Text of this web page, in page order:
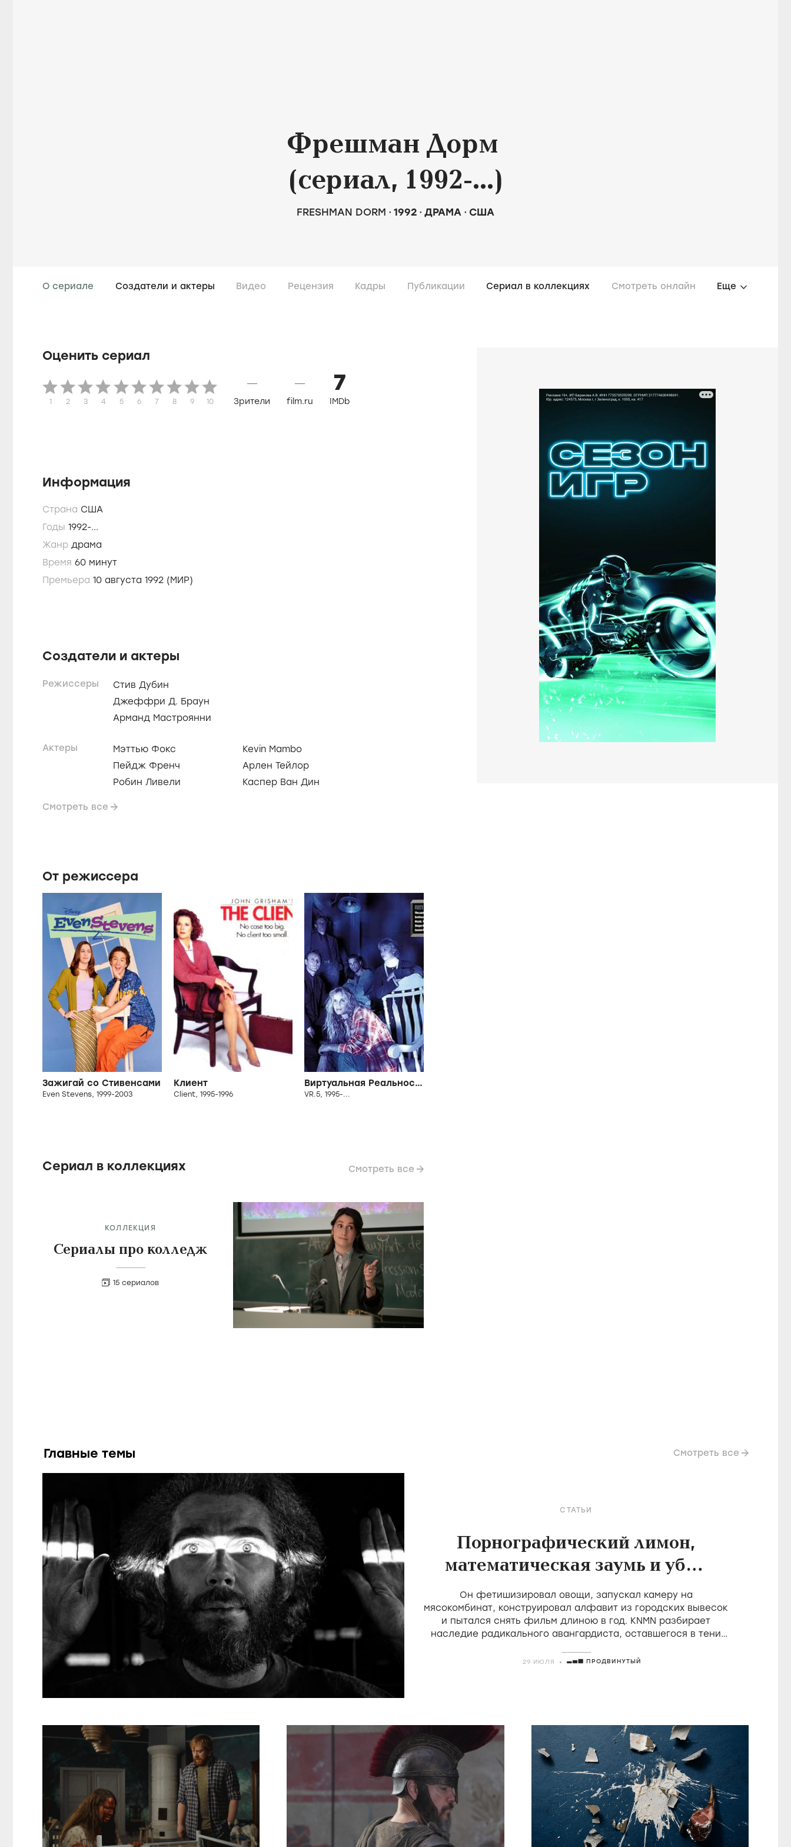
Фрешман Дорм
(сериал, 1992-...)
FRESHMAN DORM 1992 ДРАМА США
О сериале Создатели и актеры Видео Рецензия Кадры Публикации Сериал в коллекциях Смотреть онлайн Еще
Оценить сериал
1 2 3 4 5 6 7 8 9 10
—
Зрители
—
film.ru
7
IMDb
Информация
Страна США
Годы 1992-...
Жанр драма
Время
60 минут
Премьера 10 августа 1992 (МИР)
Создатели и актеры
Режиссеры
Стив Дубин
Джеффри Д. Браун
Арманд Мастроянни
Актеры
Мэттью Фокс
Пейдж Френч
Робин Ливели
Kevin Mambo
Арлен Тейлор
Каспер Ван Дин
Смотреть все
От режиссера
Зажигай со Стивенсами
Even Stevens, 1999-2003
Клиент
Client, 1995-1996
Виртуальная Реальность
VR.5, 1995-...
Сериал в коллекциях Смотреть все
КОЛЛЕКЦИЯ
Сериалы про колледж
15 сериалов
Главные темы Смотреть все
СТАТЬИ
Порнографический лимон,
математическая заумь и убой
скота в фильмах Холлиса
Фрэмптона
Он фетишизировал овощи, запускал камеру на
мясокомбинат, конструировал алфавит из городских вывесок
и пытался снять фильм длиною в год. KNMN разбирает
наследие радикального авангардиста, оставшегося в тени
29 ИЮЛЯ ПРОДВИНУТЫЙ